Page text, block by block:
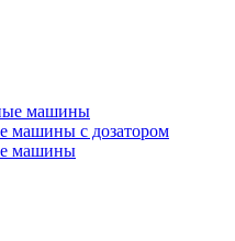
машины
машины с дозатором
машины